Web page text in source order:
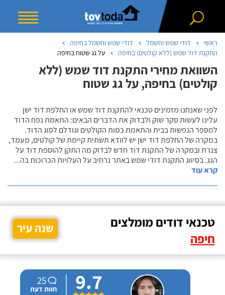
ראשי דודי שמש וחשמל
דודי שמש וחשמל בחיפה
התקנת דוד שמש (ללא קולטים) בחיפה
על גג שטוח בחיפה
השוואת מחירי התקנת דוד שמש (ללא
קולטים) בחיפה, על גג שטוח
לפני שאנחנו מזמינים טכנאי להתקנת דוד שמש או החלפת דוד ישן
עלינו לעשות סקר שוק ולבדוק את הדברים הבאים: התאמת נפח הדוד
למספר הנפשות בבית והתאמת כמות הקולטים וגודלם לסוג הדוד.
במקרה של החלפת דוד ישן יש לוודא תשתית קיימת של קולטים, מעמד,
צנרת ובמקרה של התקנת דוד חדש לבדוק מה התקן להוספת דוד על
הגג. בסיווג התקנת דודי שמש באתר נרחיב על העלויות הכרוכות בה...
קרא עוד
טכנאי דודים מומלצים
חיפה
שנה עיר
9.7
25
חוות דעת